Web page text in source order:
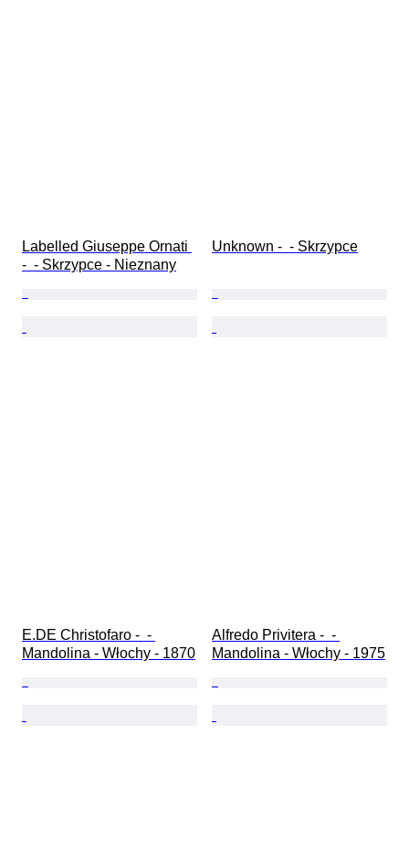
Labelled Giuseppe Ornati
-  - Skrzypce - Nieznany
Unknown -  - Skrzypce
E.DE Christofaro -  -
Mandolina - Włochy - 1870
Alfredo Privitera -  -
Mandolina - Włochy - 1975